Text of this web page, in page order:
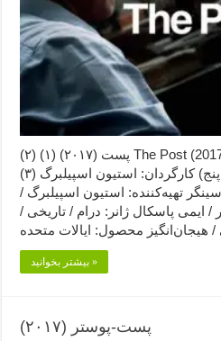
پست (۲۰۱۷) (۱) (۲) The Post (2017) امتیاز فیلم «پست» از پنج
ستاره: ***+ (سه و نیم از پنج) کارگردان: استیون اسپیلبرگ (۳)
تهیه‌کننده: استیون اسپیلبرگ /
ایمی پاسکال ژانر: درام / تاریخی /
بیشتر بخوانید »
پست-پوستر (۲۰۱۷)